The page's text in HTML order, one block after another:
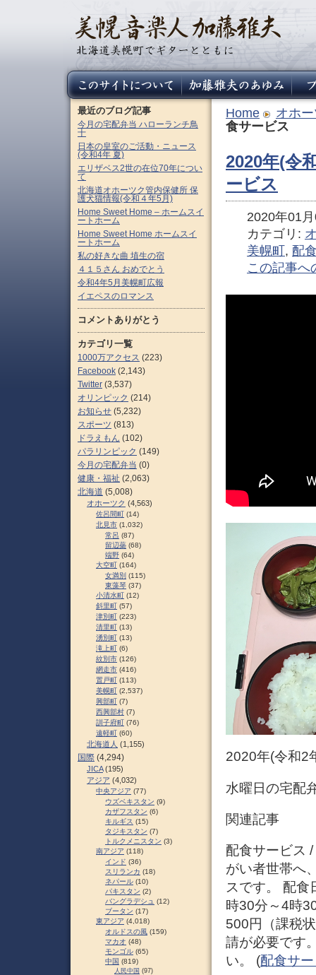
Home
オホ
食サービス
2020年(令
ービス
2020年01
カテゴリ:
美幌町 , 配
この記事へ
2020年(令和2
水曜日の宅配
関連記事
配食サービス
がい者世帯へ
スです。 配食
時30分～4時
500円（課税
請が必要です
い。 (配食サ
最近のブログ記事
今月の宅配弁当 ハローランチ鳥
十
日本の皇室のご活動・ニュース
(令和4年 夏)
エリザベス2世の在位70年につい
て
北海道オホーツク管内保健所 保
護犬猫情報(令和４年5月)
Home Sweet Home – ホームスイ
ートホーム
Home Sweet Home ホームスイ
ートホーム
私の好きな曲 埴生の宿
４１５さん おめでとう
令和4年5月美幌町広報
イエペスのロマンス
コメントありがとう
カテゴリ一覧
1000万アクセス (223)
Facebook (2,143)
Twitter (3,537)
オリンピック (214)
お知らせ (5,232)
スポーツ (813)
ドラえもん (102)
パラリンピック (149)
今月の宅配弁当 (0)
健康・福祉 (2,063)
北海道 (5,008)
オホーツク (4,563)
佐呂間町 (14)
北見市 (1,032)
常呂 (87)
留辺蘂 (68)
端野 (64)
大空町 (164)
女満別 (115)
東藻琴 (37)
小清水町 (12)
斜里町 (57)
津別町 (223)
清里町 (13)
湧別町 (13)
滝上町 (6)
紋別市 (126)
網走市 (416)
置戸町 (113)
美幌町 (2,537)
興部町 (7)
西興部村 (7)
訓子府町 (76)
遠軽町 (60)
北海道人 (1,155)
国際 (4,294)
JICA(195)
アジア (4,032)
中央アジア (77)
ウズベキスタン (9)
カザフスタン (6)
キルギス (15)
タジキスタン (7)
トルクメニスタン (3)
南アジア (118)
インド (36)
スリランカ (18)
ネパール (10)
パキスタン (2)
バングラデシュ (12)
ブータン (17)
東アジア (4,018)
オルドスの風 (159)
マカオ (48)
モンゴル (65)
中国 (819)
人民中国 (97)